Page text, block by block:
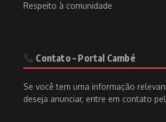
Respeito à comunidade
Contato – Portal Cambé
Se você tem uma informação
deseja anunciar, entre em contato